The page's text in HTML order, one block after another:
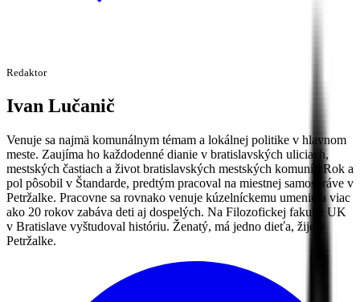
Redaktor
Ivan Lučanič
Venuje sa najmä komunálnym témam a lokálnej politike v hlavnom
meste. Zaujíma ho každodenné dianie v bratislavských uliciach,
mestských častiach a život bratislavských mestských komunít. Rok a
pol pôsobil v Štandarde, predtým pracoval na miestnej samospráve v
Petržalke. Pracovne sa rovnako venuje kúzelníckemu umeniu a viac
ako 20 rokov zabáva deti aj dospelých. Na Filozofickej fakulte UK
v Bratislave vyštudoval históriu. Ženatý, má jedno dieťa, žije v
Petržalke.